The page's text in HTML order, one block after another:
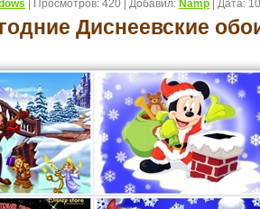
Просмотров: 420 Добавил: Namp Дата:
Диснеевские